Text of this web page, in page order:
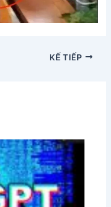
KẾ TIẾP